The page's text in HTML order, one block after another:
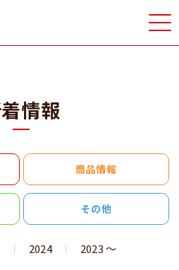
情報
商品情報
その他
2024 2023 〜